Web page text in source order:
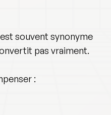
souvent synonyme
pas vraiment.
: